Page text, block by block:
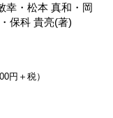
幸 ・松本 真和 ・ 岡
・保科 貴亮(著)
円＋税）